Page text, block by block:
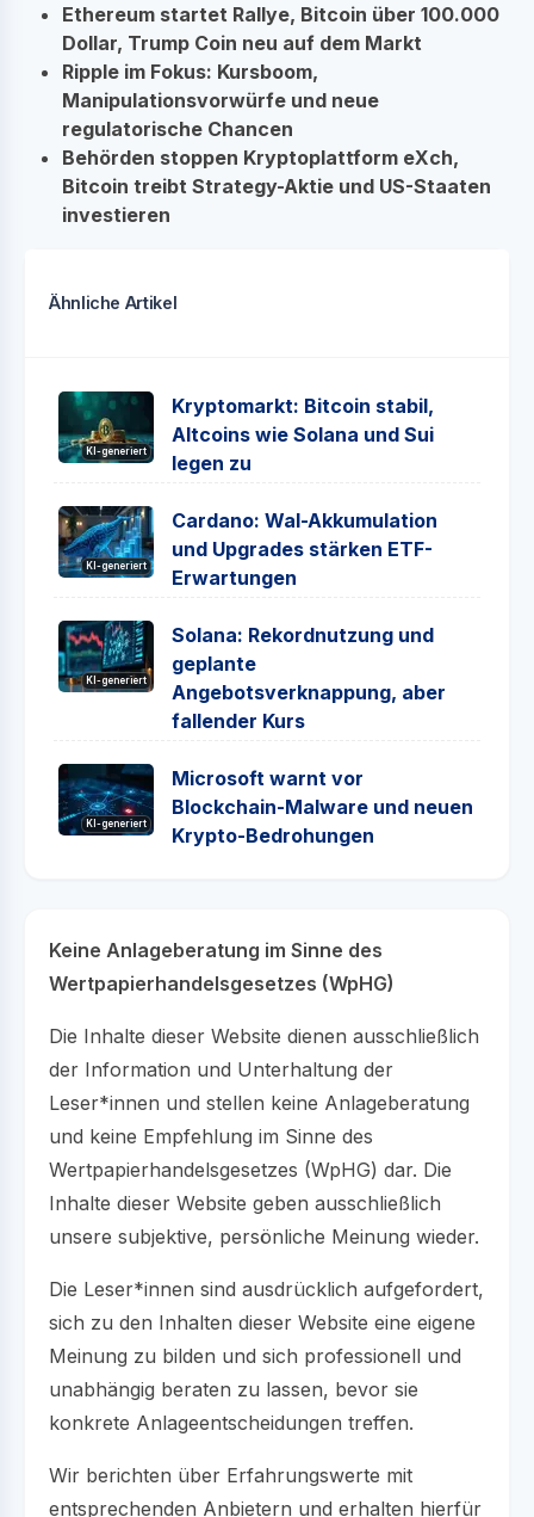
Ethereum startet Rallye, Bitcoin über 100.000
Dollar, Trump Coin neu auf dem Markt
Ripple im Fokus: Kursboom,
Manipulationsvorwürfe und neue
regulatorische Chancen
Behörden stoppen Kryptoplattform eXch,
Bitcoin treibt Strategy-Aktie und US-Staaten
investieren
Ähnliche Artikel
KI-generiert
Kryptomarkt: Bitcoin stabil,
Altcoins wie Solana und Sui
legen zu
KI-generiert
Cardano: Wal-Akkumulation
und Upgrades stärken ETF-
Erwartungen
KI-generiert
Solana: Rekordnutzung und
geplante
Angebotsverknappung, aber
fallender Kurs
KI-generiert
Microsoft warnt vor
Blockchain-Malware und neuen
Krypto-Bedrohungen
Keine Anlageberatung im Sinne des
Wertpapierhandelsgesetzes (WpHG)
Die Inhalte dieser Website dienen ausschließlich
der Information und Unterhaltung der
Leser*innen und stellen keine Anlageberatung
und keine Empfehlung im Sinne des
Wertpapierhandelsgesetzes (WpHG) dar. Die
Inhalte dieser Website geben ausschließlich
unsere subjektive, persönliche Meinung wieder.
Die Leser*innen sind ausdrücklich aufgefordert,
sich zu den Inhalten dieser Website eine eigene
Meinung zu bilden und sich professionell und
unabhängig beraten zu lassen, bevor sie
konkrete Anlageentscheidungen treffen.
Wir berichten über Erfahrungswerte mit
entsprechenden Anbietern und erhalten hierfür